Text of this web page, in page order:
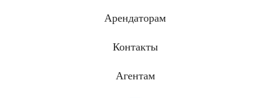
Арендаторам
Контакты
Агентам